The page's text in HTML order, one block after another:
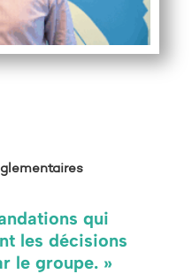
qui
les décisions
le groupe. »